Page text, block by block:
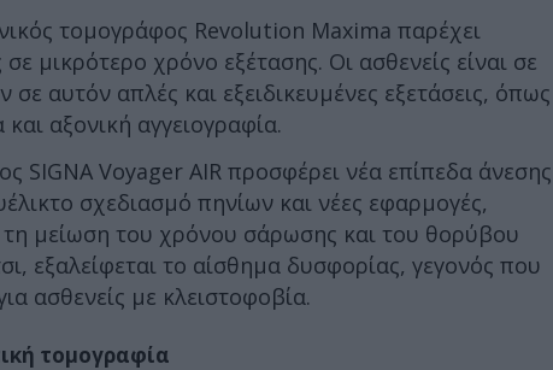
τομογράφος Revolution Maxima παρέχει
μικρότερο χρόνο εξέτασης. Οι ασθενείς είναι σε
αυτόν απλές και εξειδικευμένες εξετάσεις, όπως
αξονική αγγειογραφία.
SIGNA Voyager AIR προσφέρει νέα επίπεδα άνεσης
σχεδιασμό πηνίων και νέες εφαρμογές,
τη μείωση του χρόνου σάρωσης και του θορύβου
εξαλείφεται το αίσθημα δυσφορίας, γεγονός που
ασθενείς με κλειστοφοβία.
τοµογραφία